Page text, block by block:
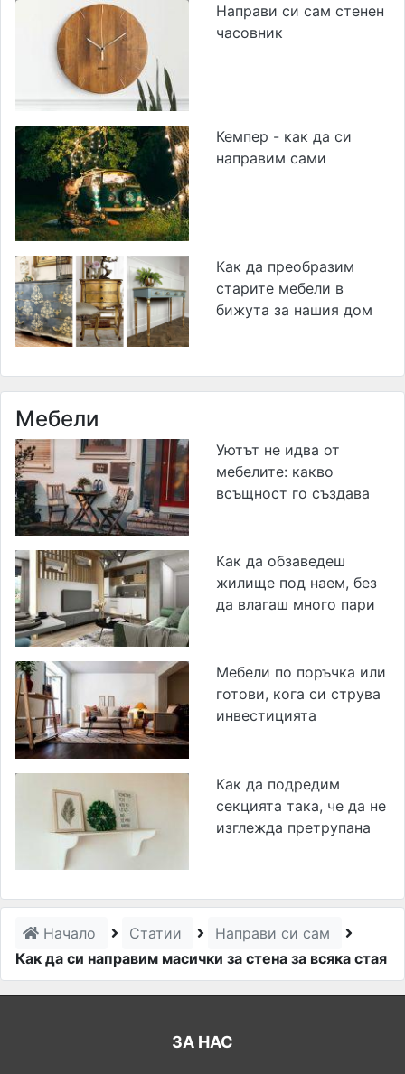
Направи си сам стенен
часовник
Кемпер - как да си
направим сами
Как да преобразим
старите мебели в
бижута за нашия дом
Мебели
Уютът не идва от
мебелите: какво
всъщност го създава
Как да обзаведеш
жилище под наем, без
да влагаш много пари
Мебели по поръчка или
готови, кога си струва
инвестицията
Как да подредим
секцията така, че да не
изглежда претрупана
Начало Статии
Направи си сам
Как да си направим масички за стена за всяка стая
ЗА НАС